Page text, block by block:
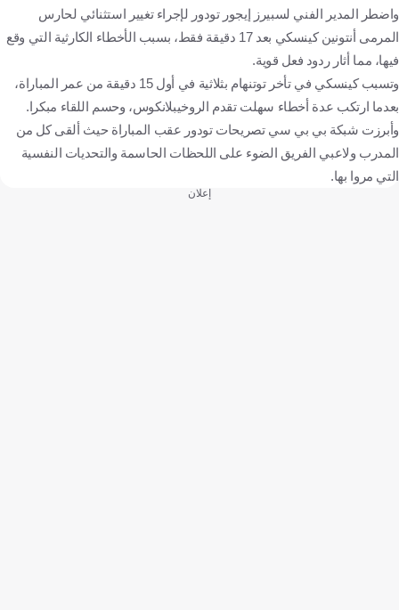
واضطر المدير الفني لسبيرز إيجور تودور لإجراء تغيير استثنائي لحارس
المرمى أنتونين كينسكي بعد 17 دقيقة فقط، بسبب الأخطاء الكارثية التي وقع
فيها، مما أثار ردود فعل قوية.
وتسبب كينسكي في تأخر توتنهام بثلاثية في أول 15 دقيقة من عمر المباراة،
بعدما ارتكب عدة أخطاء سهلت تقدم الروخيبلانكوس، وحسم اللقاء مبكرا.
وأبرزت شبكة بي بي سي تصريحات تودور عقب المباراة حيث ألقى كل من
المدرب ولاعبي الفريق الضوء على اللحظات الحاسمة والتحديات النفسية
التي مروا بها.
إعلان